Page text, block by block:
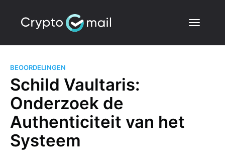
BEOORDELINGEN
Schild Vaultaris:
Onderzoek de
Authenticiteit van het
Systeem